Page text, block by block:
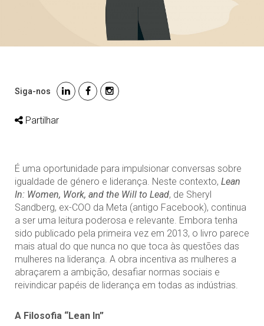
Siga-nos
Partilhar
É uma oportunidade para impulsionar conversas sobre
igualdade de género e liderança. Neste contexto, Lean
In: Women, Work, and the Will to Lead, de Sheryl
Sandberg, ex-COO da Meta (antigo Facebook), continua
a ser uma leitura poderosa e relevante. Embora tenha
sido publicado pela primeira vez em 2013, o livro parece
mais atual do que nunca no que toca às questões das
mulheres na liderança. A obra incentiva as mulheres a
abraçarem a ambição, desafiar normas sociais e
reivindicar papéis de liderança em todas as indústrias.
A Filosofia “Lean In”